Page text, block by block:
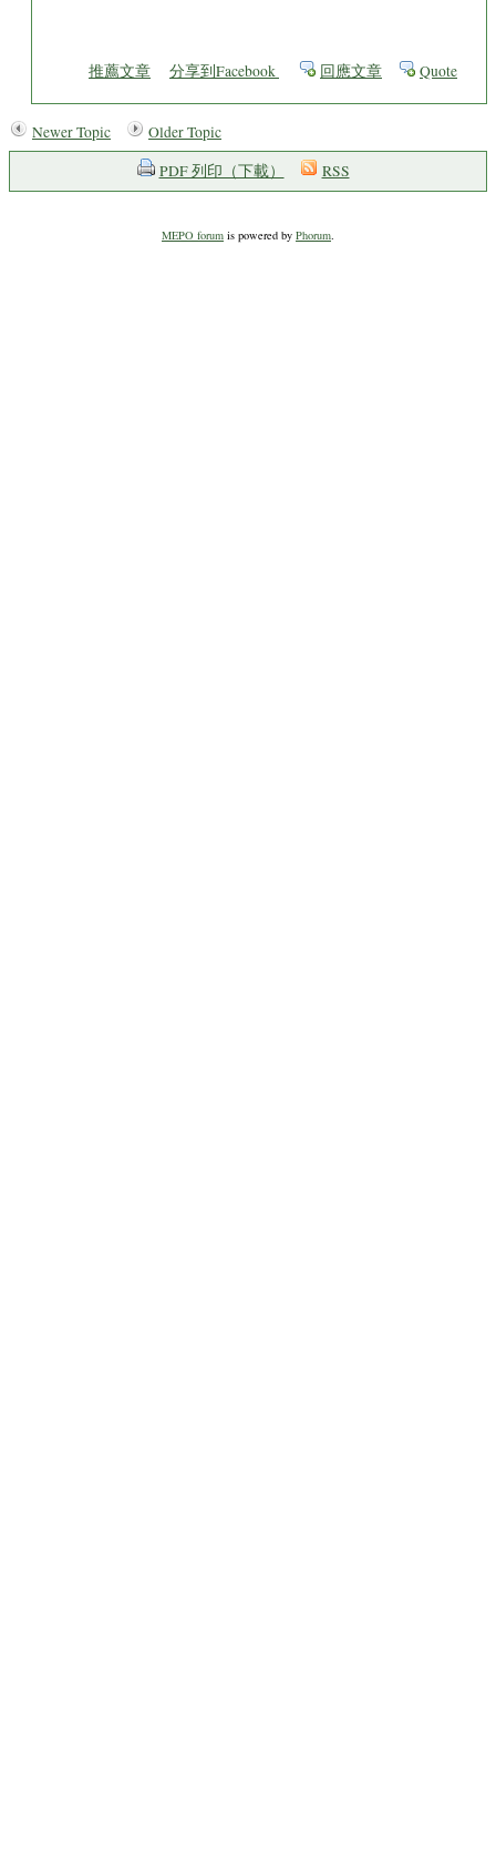
推薦文章 分享到Facebook 回應文章 Quote
Newer Topic
Older Topic
PDF 列印（下載）
RSS
MEPO forum is powered by Phorum.